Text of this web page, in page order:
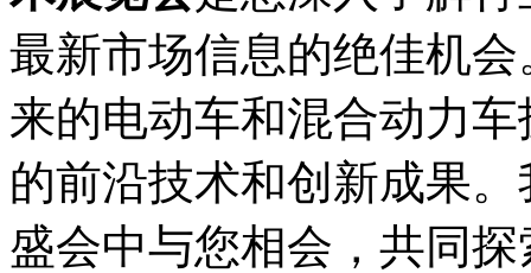
最新市场信息的绝佳机
来的电动车和混合动力
的前沿技术和创新成果
盛会中与您相会，共同